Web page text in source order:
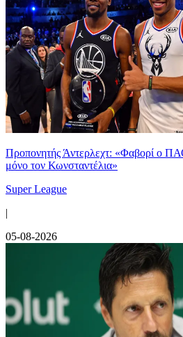
Προπονητής Άντερλεχτ: «Φαβορί ο
μόνο τον Κωνσταντέλια»
Super League
|
05-08-2026